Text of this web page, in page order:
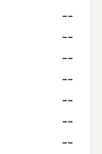
--
--
--
--
--
--
--